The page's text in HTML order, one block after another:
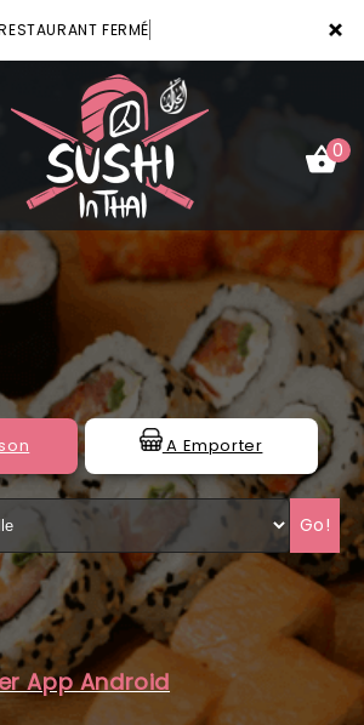
×
FERMÉ
0
A Emporter
Go!
App Android